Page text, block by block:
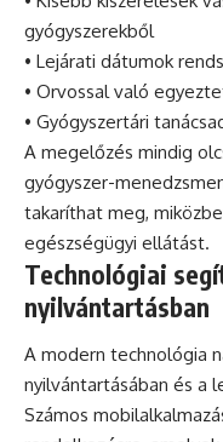
gyógyszerekből
• Lejárati dátumok
• Orvossal való
• Gyógyszertári
A megelőzés mindig
gyógyszer-
takaríthat meg,
egészségügyi ellátást.
Technológiai
nyilvántartásban
A modern technológia
nyilvántartásában és a
Számos